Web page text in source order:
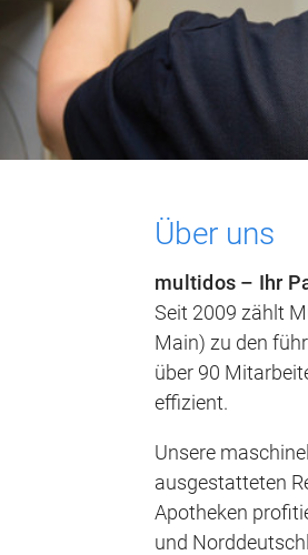
Über uns
multidos – Ihr
Seit 2009 zählt
Main) zu den
über 90
effizient.
Unsere
ausgestatteten
Apotheken
und